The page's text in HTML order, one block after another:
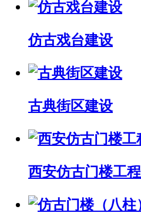
仿古戏台建设
古典街区建设
西安仿古门楼工